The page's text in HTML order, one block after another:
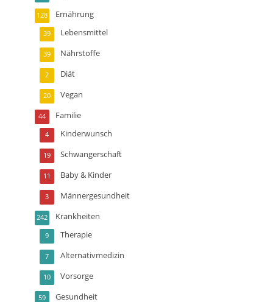
Ernährung
128
Lebensmittel
39
Nährstoffe
39
Diät
2
Vegan
20
Familie
44
Kinderwunsch
4
Schwangerschaft
19
Baby & Kinder
11
Männergesundheit
3
Krankheiten
242
Therapie
9
Alternativmedizin
7
Vorsorge
10
Gesundheit
59